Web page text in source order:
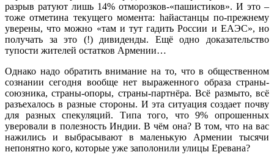
разрыв ратуют лишь 14% отморозков-«пашистиков». И это –
тоже отметина текущего момента: hайастанцы по-прежнему
уверены, что можно «там и тут гадить России и ЕАЭС», но
получать за это (!) дивиденды. Ещё одно доказательство
тупости жителей остатков Армении…
Однако надо обратить внимание на то, что в общественном
сознании сегодня вообще нет выраженного образа страны-
союзника, страны-опоры, страны-партнёра. Всё размыто, всё
разъехалось в разные стороны. И эта ситуация создает почву
для разных спекуляций. Типа того, что 9% опрошенных
уверовали в полезность Индии. В чём она? В том, что на вас
нажились и выбрасывают в маленькую Армении тысячи
непонятно кого, которые уже заполонили улицы Еревана?